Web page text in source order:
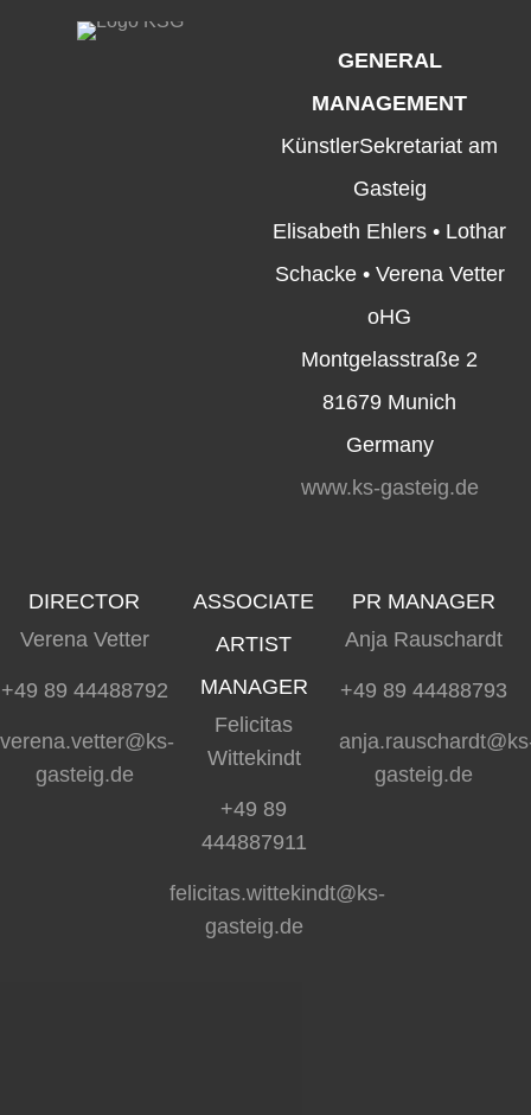
GENERAL
MANAGEMENT
KünstlerSekretariat am
Gasteig
Elisabeth Ehlers • Lothar
Schacke • Verena Vetter
oHG
Montgelasstraße 2
81679 Munich
Germany
www.ks-gasteig.de
DIRECTOR
Verena Vetter
+49 89 44488792
verena.vetter@ks-
gasteig.de
ASSOCIATE
ARTIST
MANAGER
Felicitas
Wittekindt
+49 89
444887911
felicitas.wittekindt@ks-
gasteig.de
PR MANAGER
Anja Rauschardt
+49 89 44488793
gasteig.de